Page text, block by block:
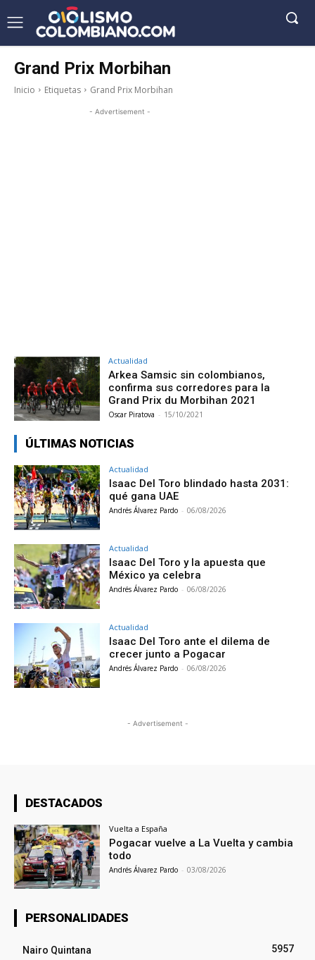
Grand Prix Morbihan
Inicio Etiquetas Grand Prix Morbihan
- Advertisement -
Actualidad
Arkea Samsic sin colombianos,
confirma sus corredores para la
Grand Prix du Morbihan 2021
Oscar Piratova - 15/10/2021
ÚLTIMAS NOTICIAS
Actualidad
Isaac Del Toro blindado hasta 2031:
qué gana UAE
Andrés Álvarez Pardo - 06/08/2026
Actualidad
Isaac Del Toro y la apuesta que
México ya celebra
Andrés Álvarez Pardo - 06/08/2026
Actualidad
Isaac Del Toro ante el dilema de
crecer junto a Pogacar
Andrés Álvarez Pardo - 06/08/2026
- Advertisement -
DESTACADOS
Vuelta a España
Pogacar vuelve a La Vuelta y cambia
todo
Andrés Álvarez Pardo - 03/08/2026
PERSONALIDADES
Nairo Quintana
5957